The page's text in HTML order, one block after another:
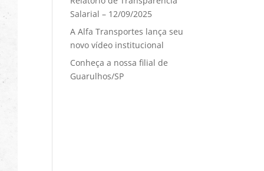
Salarial – 12/09/2025
A Alfa Transportes lança seu
novo vídeo institucional
Conheça a nossa filial de
Guarulhos/SP